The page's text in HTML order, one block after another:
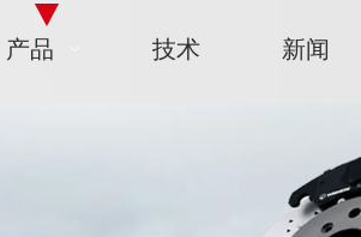
产品 技术 新闻